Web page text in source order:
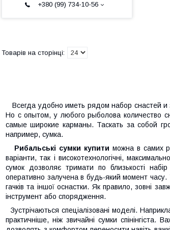
+380 (99) 734-10-56
Всегда удобно иметь рядом набор снастей и
Но с опытом, у любого рыболова количество
самые широкие карманы. Таскать за собой
например, сумка.
Рибальські сумки купити можна в самих
варіанти, так і високотехнологічні,
сумок дозволяє тримати по близькості
оперативно залучена в будь-який момент часу.
гачків та іншої оснастки. Як правило, зовні
інструмент або спорядження.
Зустрічаються спеціалізовані моделі.
практичніше, ніж звичайні сумки